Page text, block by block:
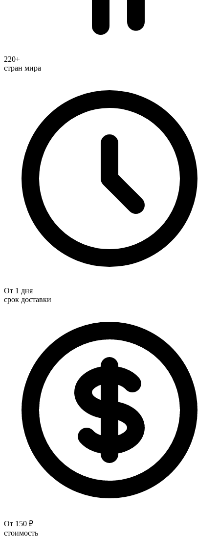
220+
стран мира
От 1 дня
срок доставки
От 150 ₽
стоимость